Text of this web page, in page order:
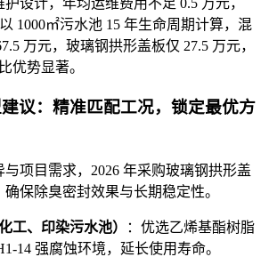
设计，年均运维费用不足 0.5 万元，
1000㎡污水池 15 年生命周期计算，混
万元，玻璃钢拱形盖板仅 27.5 万元，
优势显著。
议：精准匹配工况，锁定最优方
项目需求，2026 年采购玻璃钢拱形盖
保除臭密封效果与长期稳定性。
工、印染污水池）
：优选乙烯基酯树脂
14 强腐蚀环境，延长使用寿命。